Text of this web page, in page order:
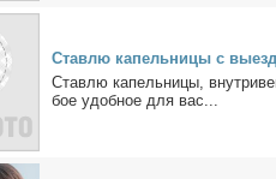
Став­лю ка­пель­ни­цы с
Став­лю ка­пель­ни­цы,
бое удоб­ное для вас...